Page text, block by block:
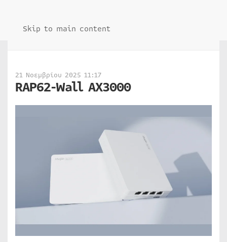
Skip to main content
21 Νοεμβρίου 2025 11:17
RAP62-Wall AX3000